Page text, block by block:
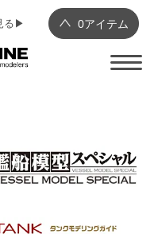
0アイテム
る▶︎